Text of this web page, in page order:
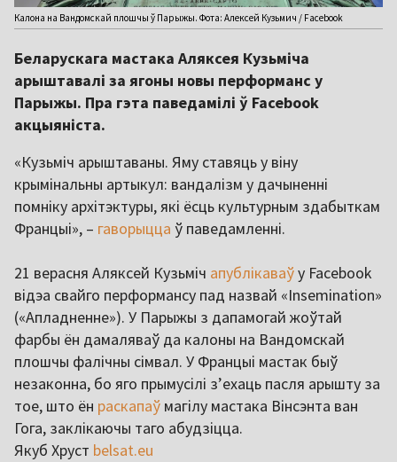
Калона на Вандомскай плошчы ў Парыжы. Фота: Алексей Кузьмич / Facebook
Беларускага мастака Аляксея Кузьміча
арыштавалі за ягоны новы перформанс у
Парыжы. Пра гэта паведамілі ў Facebook
акцыяніста.
«Кузьміч арыштаваны. Яму ставяць у віну
крымінальны артыкул: вандалізм у дачыненні
помніку архітэктуры, які ёсць культурным здабыткам
Францыі», – гаворыцца ў паведамленні.
21 верасня Аляксей Кузьміч апублікаваўу Facebook
відэа свайго перформансу пад назвай «Insemination»
(«Апладненне»). У Парыжы з дапамогай жоўтай
фарбы ён дамаляваў да калоны на Вандомскай
плошчы фалічны сімвал. У Францыі мастак быў
незаконна, бо яго прымусілі з’ехаць пасля арышту за
тое, што ён раскапаў магілу мастака Вінсэнта ван
Гога, заклікаючы таго абудзіцца.
Якуб Хруст belsat.eu